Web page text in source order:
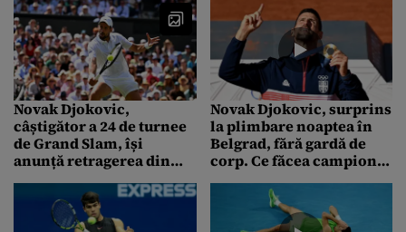
Novak Djokovic,
câștigător a 24 de turnee
de Grand Slam, își
anunță retragerea din
mult mai aproape ca
niciodată”
Novak Djokovic, surprins
la plimbare noaptea în
Belgrad, fără gardă de
corp. Ce făcea campionul
fost filmat